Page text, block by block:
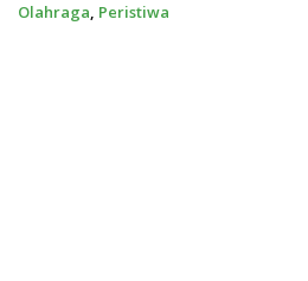
Olahraga, Peristiwa